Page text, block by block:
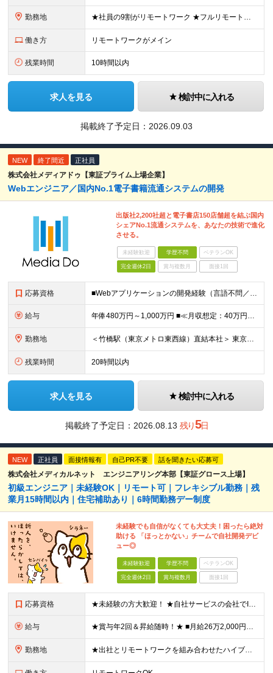
勤務地 ★社員の9割がリモートワーク ★フルリモート案件もあり ★地方からの応募も歓迎！／転居を伴う転勤なし 東京23区を中心としたプロジェクト先での勤務です。 ～～～～～～～～～～～ 【東京⇒地方へUタ
働き方 リモートワークがメイン
残業時間 10時間以内
求人を見る 検討中に入れる
掲載終了予定日： 2026.09.03
NEW 終了間近 正社員
株式会社メディアドゥ【東証プライム上場企業】
Webエンジニア／国内No.1電子書籍流通システムの開発
出版社2,200社超と電子書店150店舗超を結ぶ国内
シェアNo.1流通システムを、あなたの技術で進化
させる。
未経験歓迎 学歴不問 ベテランOK
完全週休2日 賞与複数月 面接1回
応募資格 ■Webアプリケーションの開発経験（言語不問／目安1年以上） ※Java, PHP, Ruby, Python, Goなど、いずれかの言語でWEB開発経験があればOKです。 ■学歴不問 □複数名採用
給与 年俸480万円～1,000万円 ■≪月収想定：40万円～83万円≫ ・担当いただく業務範囲やマネジメントの有無など、役割に応じて決定します ・年俸額を12分割し、毎月支給します ・試用期間3カ月あり
勤務地 ＜竹橋駅（東京メトロ東西線）直結本社＞ 東京都千代田区一ツ橋一丁目1番1号パレスサイドビル5F・8F （変更の範囲）上記を除く当社関連勤務地
残業時間 20時間以内
求人を見る 検討中に入れる
掲載終了予定日： 2026.08.13 残り5日
NEW 正社員 面接情報有 自己PR不要 話を聞きたい応募可
株式会社メディカルネット エンジニアリング本部【東証グロース上場】
初級エンジニア｜未経験OK｜リモート可｜フレキシブル勤務｜残
業月15時間以内｜住宅補助あり｜6時間勤務デー制度
未経験でも自信がなくても大丈夫！困ったら絶対
助ける 「ほっとかない」チームで自社開発デビ
ュー◎
未経験歓迎 学歴不問 ベテランOK
完全週休2日 賞与複数月 面接1回
応募資格 ★未経験の方大歓迎！ ★自社サービスの会社でIT業界デビューを目指しましょう◎ ■学歴不問 ＼以下のような方大歓迎／ ◎ITの仕事に興味がある ◎エンジニアとしてキャリアを築きたい ◎社会貢献性の高
給与 ★賞与年2回＆昇給随時！★ ■月給26万2,000円～33万円＋賞与年2回＋交通費 ※前職の給与やスキルを考慮し決定します ※固定残業代（月45時間分／6万9,000円～8万7,000円）を含みます
勤務地 ★出社とリモートワークを組み合わせたハイブリッド勤務！ ★幡ヶ谷駅から徒歩1分！ 【本社】 東京都渋谷区幡ヶ谷1-34-14 宝ビル3F ※(変更の範囲)上記を除く当社関連勤務地